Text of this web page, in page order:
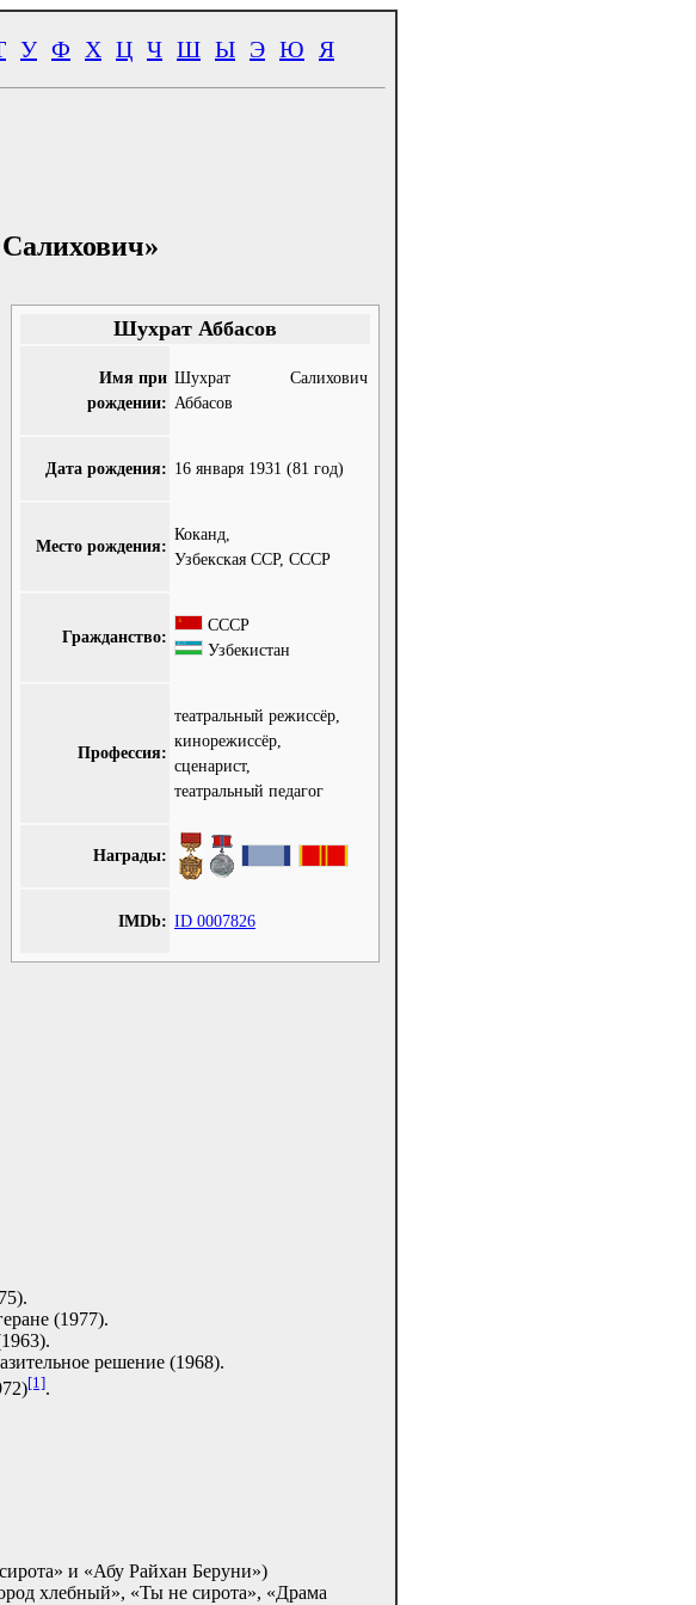
У Ф Х Ц Ч Ш Ы Э Ю Я
Шухрат Аббасов
Имя при
рождении:
Шухрат Салихович
Аббасов
Дата рождения: 16 января 1931 (81 год)
Место рождения:
Коканд,
Узбекская ССР, СССР
Гражданство:
СССР
Узбекистан
Профессия:
театральный режиссёр,
кинорежиссёр,
сценарист,
театральный педагог
Награды:
IMDb: ID 0007826
(1977).
решение (1968).
[1].
и «Абу Райхан Беруни»)
хлебный», «Ты не сирота», «Драма